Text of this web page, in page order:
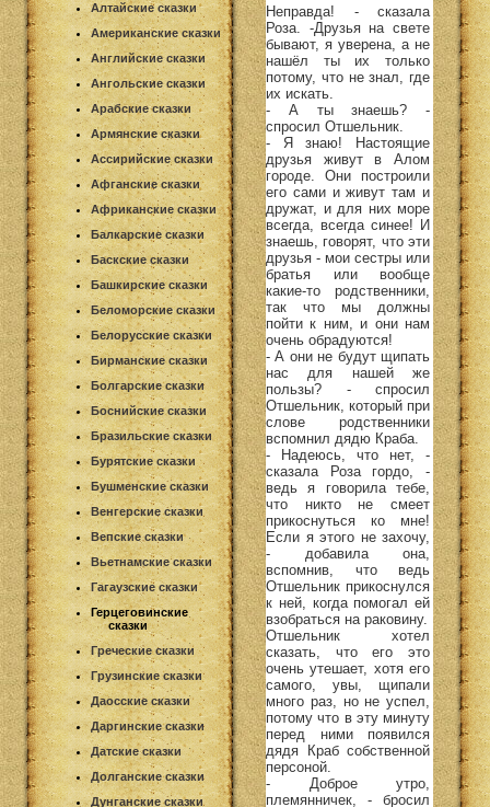
Алтайские сказки
Американские сказки
Английские сказки
Ангольские сказки
Арабские сказки
Армянские сказки
Ассирийские сказки
Афганские сказки
Африканские сказки
Балкарские сказки
Баскские сказки
Башкирские сказки
Беломорские сказки
Белорусские сказки
Бирманские сказки
Болгарские сказки
Боснийские сказки
Бразильские сказки
Бурятские сказки
Бушменские сказки
Венгерские сказки
Вепские сказки
Вьетнамские сказки
Гагаузские сказки
Герцеговинские
сказки
Греческие сказки
Грузинские сказки
Даосские сказки
Даргинские сказки
Датские сказки
Долганские сказки
Дунганские сказки
Неправда! - сказала
Роза. -Друзья на свете
бывают, я уверена, а не
нашёл ты их только
потому, что не знал, где
их искать.
- А ты знаешь? -
спросил Отшельник.
- Я знаю! Настоящие
друзья живут в Алом
городе. Они построили
его сами и живут там и
дружат, и для них море
всегда, всегда синее! И
знаешь, говорят, что эти
друзья - мои сестры или
братья или вообще
какие-то родственники,
так что мы должны
пойти к ним, и они нам
очень обрадуются!
- А они не будут щипать
нас для нашей же
пользы? - спросил
Отшельник, который при
слове родственники
вспомнил дядю Краба.
- Надеюсь, что нет, -
сказала Роза гордо, -
ведь я говорила тебе,
что никто не смеет
прикоснуться ко мне!
Если я этого не захочу,
- добавила она,
вспомнив, что ведь
Отшельник прикоснулся
к ней, когда помогал ей
взобраться на раковину.
Отшельник хотел
сказать, что его это
очень утешает, хотя его
самого, увы, щипали
много раз, но не успел,
потому что в эту минуту
перед ними появился
дядя Краб собственной
персоной.
- Доброе утро,
племянничек, - бросил